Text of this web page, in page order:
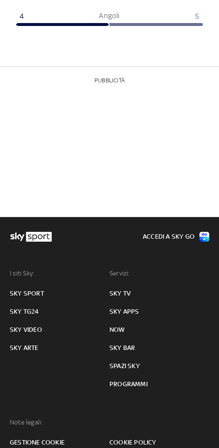
Angoli
4 5
PUBBLICITÀ
I siti Sky:
SKY SPORT
SKY TG24
SKY VIDEO
SKY ARTE
Servizi:
SKY TV
SKY APPS
NOW
SKY BAR
SPAZI SKY
PROGRAMMI
Note legali:
GESTIONE COOKIE COOKIE POLICY
ACCEDI A SKY GO